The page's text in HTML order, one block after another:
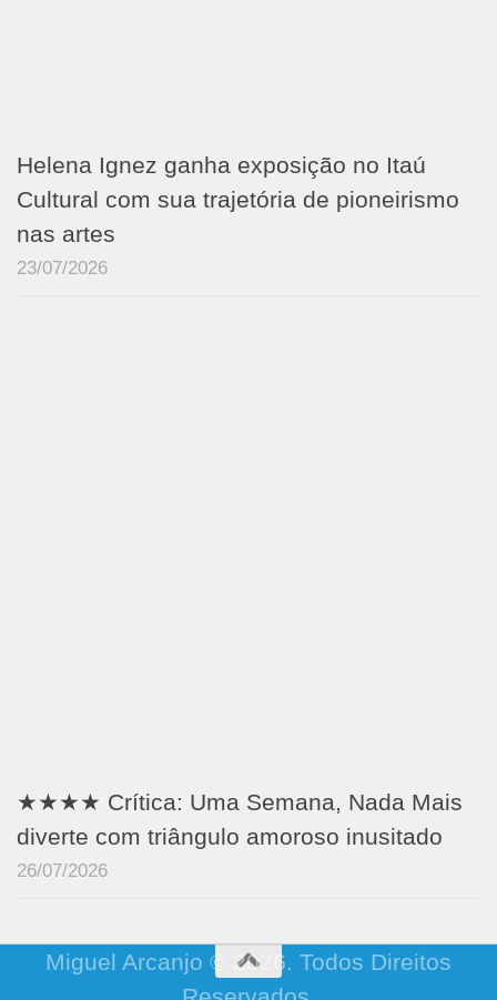
Helena Ignez ganha exposição no Itaú
Cultural com sua trajetória de pioneirismo
nas artes
23/07/2026
★★★★ Crítica: Uma Semana, Nada Mais
diverte com triângulo amoroso inusitado
26/07/2026
Miguel Arcanjo © 2026. Todos Direitos